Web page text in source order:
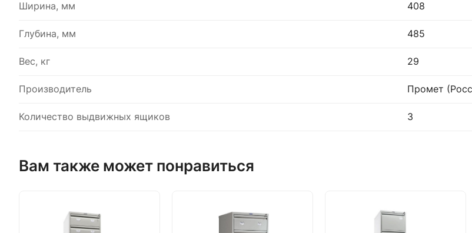
Ширина, мм 408
Глубина, мм 485
Вес, кг 29
Производитель Промет
Количество выдвижных ящиков 3
Вам также может понравиться